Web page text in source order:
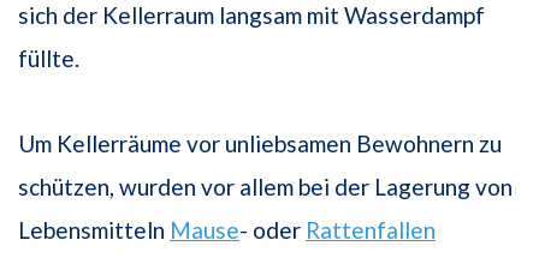
sich der Kellerraum langsam mit Wasserdampf
füllte.
Um Kellerräume vor unliebsamen Bewohnern zu
schützen, wurden vor allem bei der Lagerung von
Lebensmitteln Mause- oder Rattenfallen